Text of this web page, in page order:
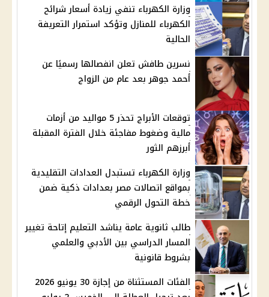
وزارة الكهرباء تنفي زيادة أسعار شرائح
الكهرباء للمنازل وتؤكد استمرار التعريفة
الحالية
نسرين طافش تعلن انفصالها رسميًا عن
أحمد جوهر بعد عام من الزواج
توقعات الأبراج تحذر 5 مواليد من أزمات
مالية وضغوط مفاجئة خلال الفترة المقبلة
أبرزهم الثور
وزارة الكهرباء تستبدل العدادات التقليدية
بمواقع اتصالات مصر بعدادات ذكية ضمن
خطة التحول الرقمي
طالب ثانوية عامة يناشد التعليم إتاحة تغيير
المسار الدراسي بين الأدبي والعلمي
بشروط قانونية
الفئات المستثناة من إجازة 30 يونيو 2026